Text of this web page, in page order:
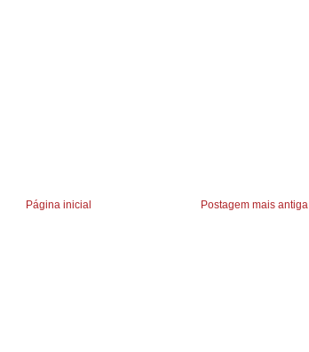
Postagem mais antiga
Página inicial